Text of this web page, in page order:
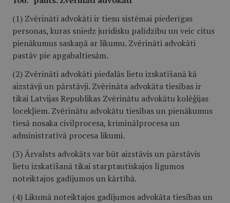
(1) Zvērināti advokāti ir tiesu sistēmai piederīgas
personas, kuras sniedz juridisku palīdzību un veic citus
pienākumus saskaņā ar likumu. Zvērināti advokāti
pastāv pie apgabaltiesām.
(2) Zvērināti advokāti piedalās lietu izskatīšanā kā
aizstāvji un pārstāvji. Zvērināta advokāta tiesības ir
tikai Latvijas Republikas Zvērinātu advokātu kolēģijas
locekļiem. Zvērinātu advokātu tiesības un pienākumus
tiesā nosaka civilprocesa, kriminālprocesa un
administratīvā procesa likumi.
(3) Ārvalsts advokāts var būt aizstāvis un pārstāvis
lietu izskatīšanā tikai starptautiskajos līgumos
noteiktajos gadījumos un kārtībā.
(4) Likumā noteiktajos gadījumos advokāta tiesības un